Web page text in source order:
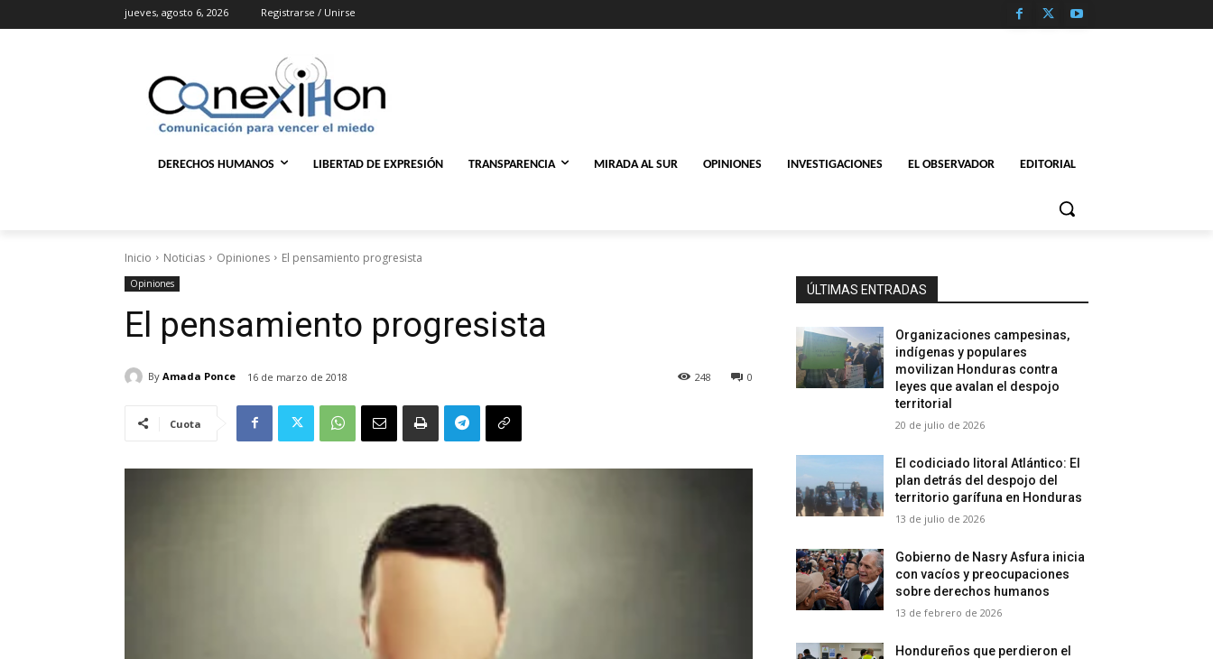
jueves, agosto 6, 2026 Registrarse / Unirse
DERECHOS HUMANOS LIBERTAD DE EXPRESIÓN TRANSPARENCIA MIRADA AL SUR OPINIONES INVESTIGACIONES EL OBSERVADOR EDITORIAL
Inicio Noticias Opiniones El pensamiento progresista
Opiniones
El pensamiento progresista
By Amada Ponce 16 de marzo de 2018 0
248
Cuota
ÚLTIMAS ENTRADAS
Organizaciones campesinas,
indígenas y populares
movilizan Honduras contra
leyes que avalan el despojo
territorial
20 de julio de 2026
El codiciado litoral Atlántico: El
plan detrás del despojo del
territorio garífuna en Honduras
13 de julio de 2026
Gobierno de Nasry Asfura inicia
con vacíos y preocupaciones
sobre derechos humanos
13 de febrero de 2026
Hondureños que perdieron el